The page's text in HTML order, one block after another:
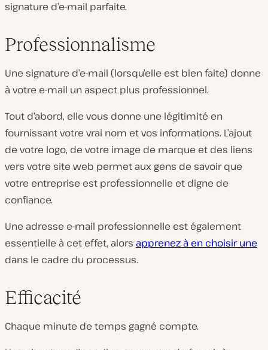
signature d’e-mail parfaite.
Professionnalisme
Une signature d’e-mail (lorsqu’elle est bien faite) donne
à votre e-mail un aspect plus professionnel.
Tout d’abord, elle vous donne une légitimité en
fournissant votre vrai nom et vos informations. L’ajout
de votre logo, de votre image de marque et des liens
vers votre site web permet aux gens de savoir que
votre entreprise est professionnelle et digne de
confiance.
Une adresse e-mail professionnelle est également
essentielle à cet effet, alors apprenez à en choisir une
dans le cadre du processus.
Efficacité
Chaque minute de temps gagné compte.